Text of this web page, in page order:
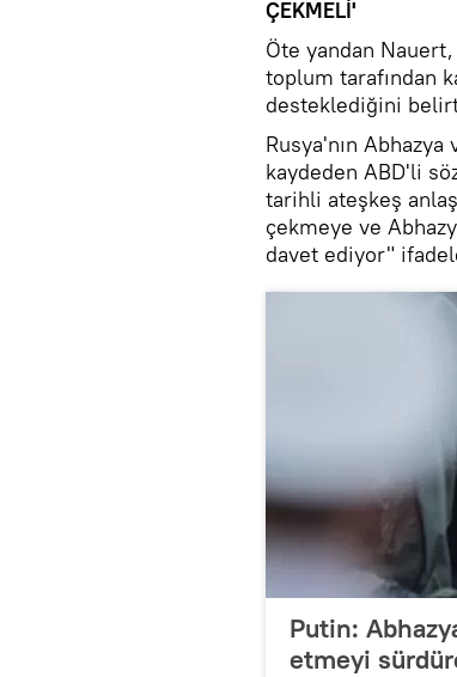
ÇEKMELİ'
Öte yandan
toplum tarafından
desteklediğini
Rusya'nın Abhazya
kaydeden ABD'li
tarihli ateşkeş
çekmeye ve
davet ediyor"
Putin:
etmeyi